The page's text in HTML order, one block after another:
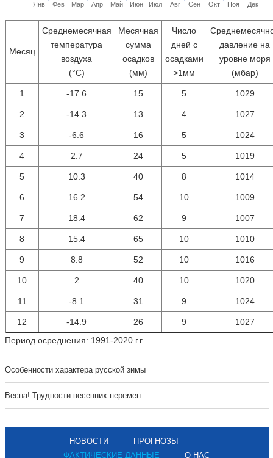
Янв Фев Мар Апр Май Июн Июл Авг Сен Окт Ноя Дек
Месяц
Среднемесячная
температура
воздуха
(°С)
Месячная
сумма
осадков
(мм)
Число
дней с
осадками
>1мм
давление на
уровне моря
(мбар)
1 -17.6 15 5 1029
2 -14.3 13 4 1027
3 -6.6 16 5 1024
4 2.7 24 5 1019
5 10.3 40 8 1014
6 16.2 54 10 1009
7 18.4 62 9 1007
8 15.4 65 10 1010
9 8.8 52 10 1016
10 2 40 10 1020
11 -8.1 31 9 1024
12 -14.9 26 9
1027
Период осреднения: 1991-2020 г.г.
Особенности характера русской зимы
Весна! Трудности весенних перемен
НОВОСТИ
ПРОГНОЗЫ
ФАКТИЧЕСКИЕ ДАННЫЕ
О НАС